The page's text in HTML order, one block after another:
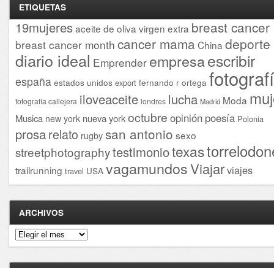
ETIQUETAS
19mujeresaceite de oliva virgen extra breast cancer
breast cancer month cancer mama China deporte
diario ideal Emprender empresaescribir
españa estados unidos export fernando r ortega
fotografía callejera iloveaceite londres lucha Madrid Moda
Musica new york nueva yorkoctubre opinión poesía Polonia
prosarelato rugby san antonio sexo
streetphotographytestimoniotexas
trailrunning travel USA vagamundosViajarviajes
ARCHIVOS
Archivos